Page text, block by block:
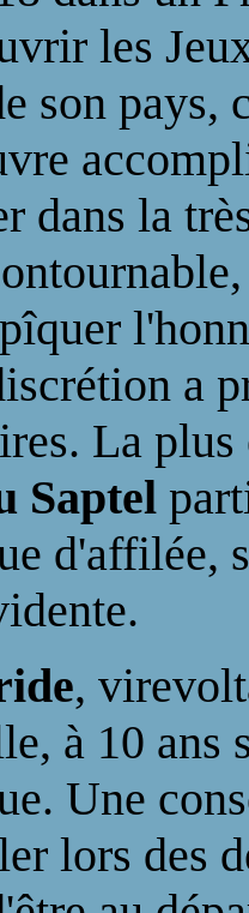
les
son pays,
dans la
a
La
Saptel
d'affilée,
,
à 10 ans
Une
lors des